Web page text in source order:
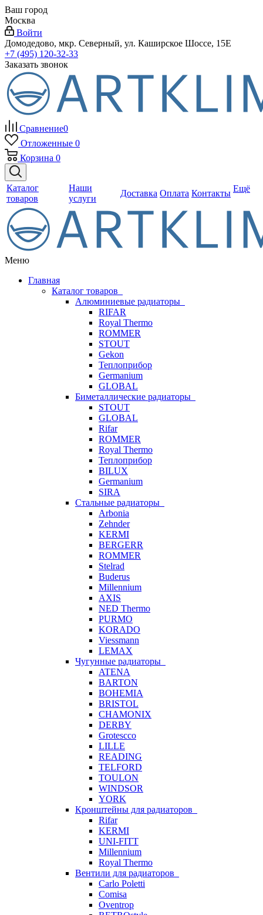
Ваш город
Москва
Войти
Домодедово, мкр. Северный, ул. Каширское Шоссе, 15Е
+7 (495) 120-32-33
Заказать звонок
Сравнение0
Отложенные 0
Корзина 0
Каталог
товаров
Наши
услуги
Доставка Оплата Контакты Ещё
Меню
Главная
Каталог товаров
Алюминиевые радиаторы
RIFAR
Royal Thermo
ROMMER
STOUT
Gekon
Теплоприбор
Germanium
GLOBAL
Биметаллические радиаторы
STOUT
GLOBAL
Rifar
ROMMER
Royal Thermo
Теплоприбор
BILUX
Germanium
SIRA
Стальные радиаторы
Arbonia
Zehnder
KERMI
BERGERR
ROMMER
Stelrad
Buderus
Millennium
AXIS
NED Thermo
PURMO
KORADO
Viessmann
LEMAX
Чугунные радиаторы
ATENA
BARTON
BOHEMIA
BRISTOL
CHAMONIX
DERBY
Grotescco
LILLE
READING
TELFORD
TOULON
WINDSOR
YORK
Кронштейны для радиаторов
Rifar
KERMI
UNI-FITT
Millennium
Royal Thermo
Вентили для радиаторов
Carlo Poletti
Comisa
Oventrop